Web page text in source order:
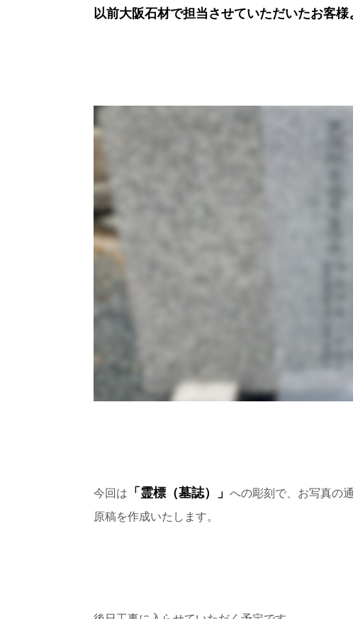
以前大阪石材で担当させていただいたお客
今回は 「霊標（墓誌）」 への彫刻で、お写真の
原稿を作成いたします。